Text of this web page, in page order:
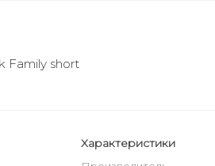
Family short
Характеристики